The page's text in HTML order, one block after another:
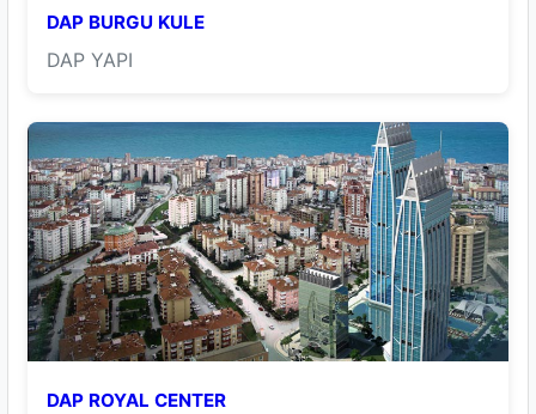
DAP BURGU KULE
DAP YAPI
DAP ROYAL CENTER